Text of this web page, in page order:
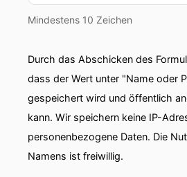
Mindestens 10 Zeichen
Durch das Abschicken des
dass der Wert unter "Name oder
gespeichert wird und öffentlich
kann. Wir speichern keine IP-
personenbezogene Daten. Die
Namens ist freiwillig.